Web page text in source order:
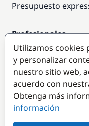
Presupuesto
Profesionales
Acceso empresas
Colaborar como
Destinos
Utilizamos cookies
y personalizar
nuestro sitio web,
acuerdo con
Obtenga más
información